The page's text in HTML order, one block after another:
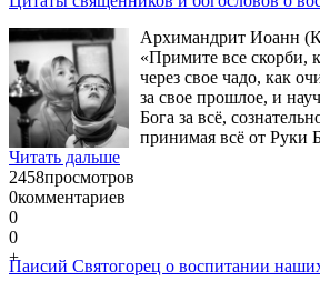
Архимандрит Иоанн
«Примите все скорби,
через свое чадо, как
за свое прошлое, и
Бога за всё,
принимая всё от
Читать дальше
2458просмотров
0комментариев
0
0
+
Паисий Святогорец о воспитании